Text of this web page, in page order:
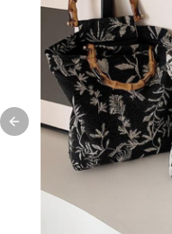
Previous slide